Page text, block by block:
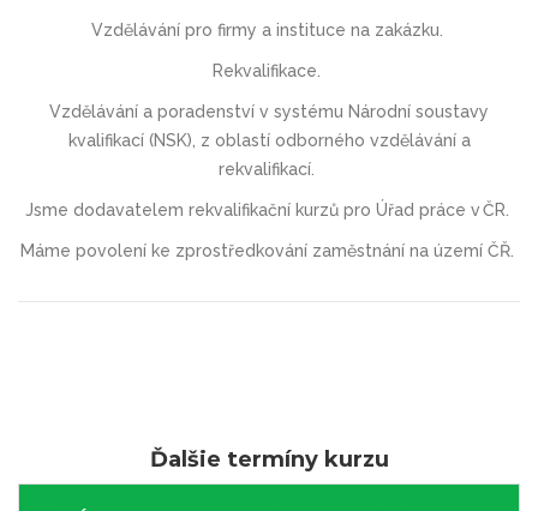
Vzdělávání pro firmy a instituce na zakázku.
Rekvalifikace
Vzdělávání a poradenství v systému Národní soustavy
kvalifikací (NSK), z oblastí odborného vzdělávání a
rekvalifikací.
Jsme dodavatelem rekvalifikační kurzů pro Úřad práce v ČR.
Máme povolení ke zprostředkování zaměstnání na území ČŘ.
Ďalšie termíny kurzu